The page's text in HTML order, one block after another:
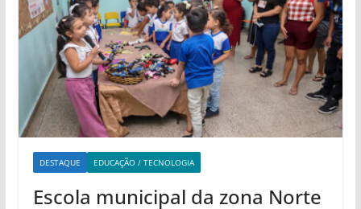
DESTAQUE EDUCAÇÃO / TECNOLOGIA
Escola municipal da zona Norte